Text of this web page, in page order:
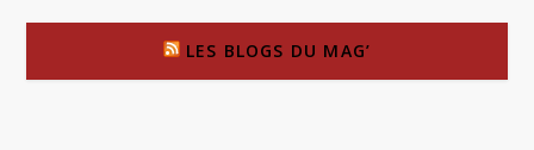
LES BLOGS DU MAG’